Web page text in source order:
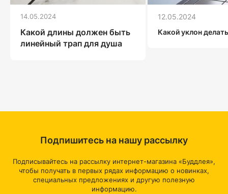
14.05.2024
Какой длины должен быть
линейный трап для душа
12.05.2024
Какой уклон
Подпишитесь на нашу рассылку
Подписывайтесь на рассылку интернет-магазина «Буддлея»,
чтобы получать в первых рядах информацию о новинках,
специальных предложениях и другую полезную
информацию.